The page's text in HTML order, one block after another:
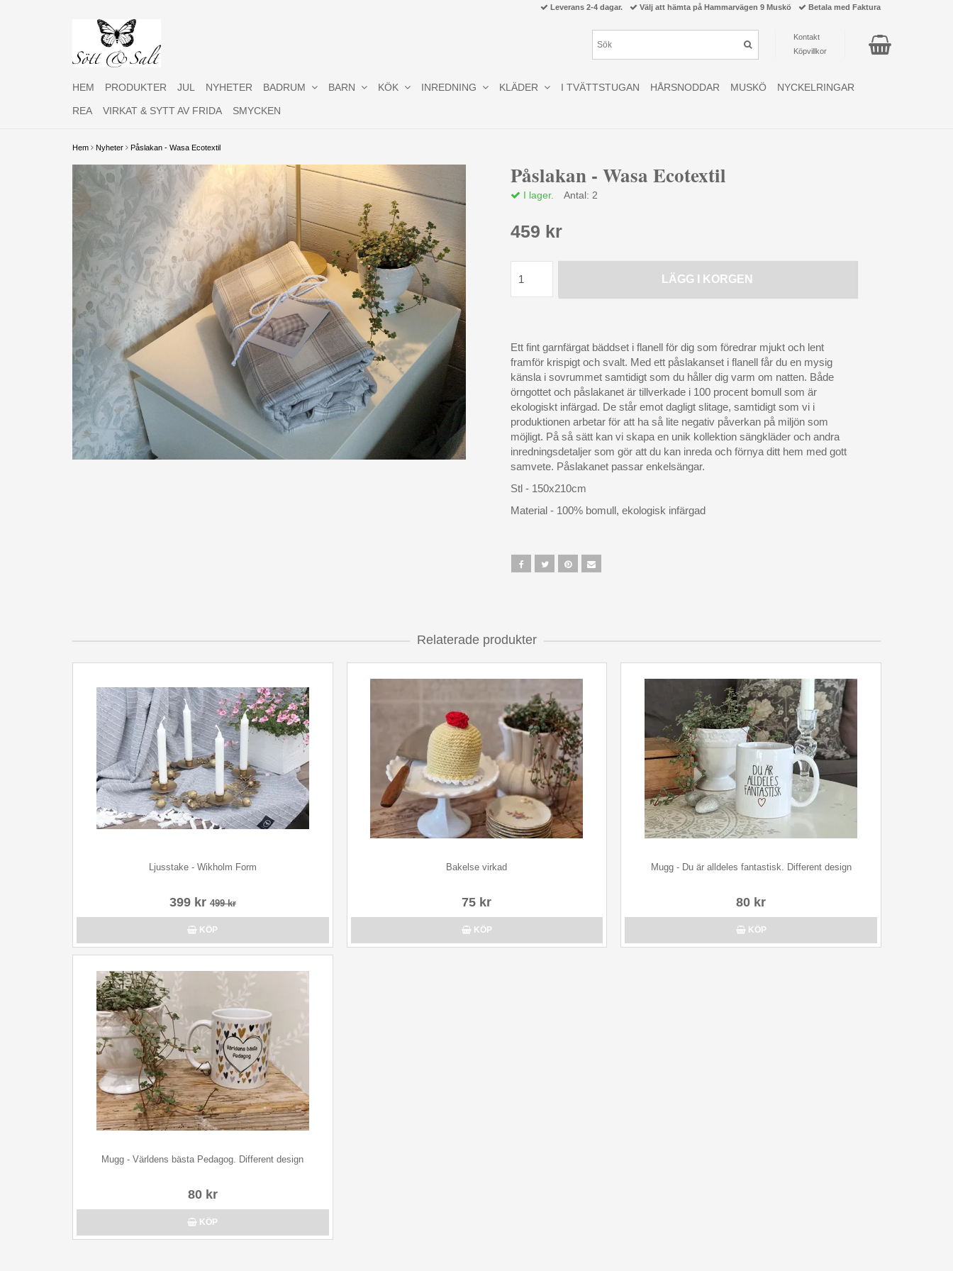
Hem Nyheter Påslakan - Wasa Ecotextil
Påslakan - Wasa Ecotextil
I lager. Antal: 2
459 kr
LÄGG I KORGEN
Ett fint garnfärgat bäddset i flanell för dig som föredrar mjukt och lent
framför krispigt och svalt. Med ett påslakanset i flanell får du en mysig
känsla i sovrummet samtidigt som du håller dig varm om natten. Både
örngottet och påslakanet är tillverkade i 100 procent bomull som är
ekologiskt infärgad. De står emot dagligt slitage, samtidigt som vi i
produktionen arbetar för att ha så lite negativ påverkan på miljön som
möjligt. På så sätt kan vi skapa en unik kollektion sängkläder och andra
inredningsdetaljer som gör att du kan inreda och förnya ditt hem med gott
samvete. Påslakanet passar enkelsängar.
Stl - 150x210cm
Material - 100% bomull, ekologisk infärgad
Relaterade produkter
Ljusstake - Wikholm Form
399 kr499 kr
KÖP
Bakelse virkad
75 kr
KÖP
Mugg - Du är alldeles fantastisk. Different design
80 kr
KÖP
Mugg - Världens bästa Pedagog. Different design
80 kr
KÖP
Leverans 2-4 dagar. Välj att hämta på Hammarvägen 9 Muskö Betala med Faktura
Kontakt
Köpvillkor
HEM PRODUKTER JUL NYHETER BADRUM BARN KÖK INREDNING KLÄDER I TVÄTTSTUGAN HÅRSNODDAR MUSKÖ NYCKELRINGAR
REA VIRKAT & SYTT AV FRIDA SMYCKEN